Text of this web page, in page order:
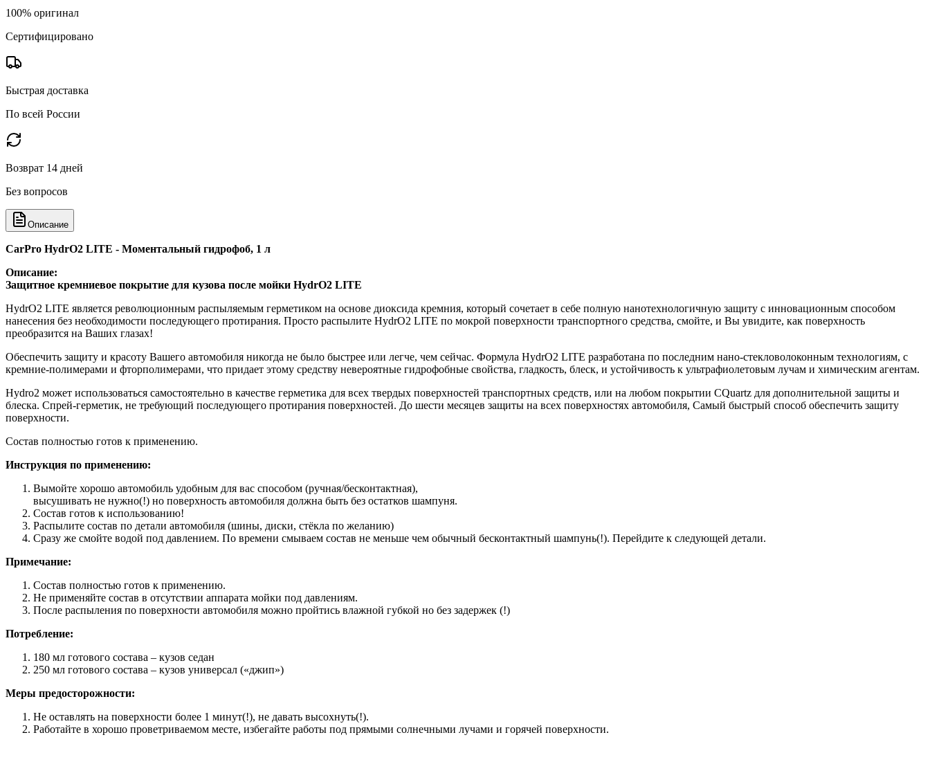
100% оригинал
Сертифицировано
Быстрая доставка
По всей России
Возврат 14 дней
Без вопросов
Описание
CarPro HydrO2 LITE - Моментальный гидрофоб, 1 л
Описание:
Защитное кремниевое покрытие для кузова после мойки HydrO2 LITE
HydrO2 LITE является революционным распыляемым герметиком на основе диоксида кремния, который сочетает в себе полную нанотехнологичную защиту с инновационным способом
нанесения без необходимости последующего протирания. Просто распылите HydrO2 LITE по мокрой поверхности транспортного средства, смойте, и Вы увидите, как поверхность
преобразится на Ваших глазах!
Обеспечить защиту и красоту Вашего автомобиля никогда не было быстрее или легче, чем сейчас. Формула HydrO2 LITE разработана по последним нано-стекловолоконным технологиям, с
кремние-полимерами и фторполимерами, что придает этому средству невероятные гидрофобные свойства, гладкость, блеск, и устойчивость к ультрафиолетовым лучам и химическим агентам.
Hydro2 может использоваться самостоятельно в качестве герметика для всех твердых поверхностей транспортных средств, или на любом покрытии CQuartz для дополнительной защиты и
блеска. Спрей-герметик, не требующий последующего протирания поверхностей. До шести месяцев защиты на всех поверхностях автомобиля, Самый быстрый способ обеспечить защиту
поверхности.
Состав полностью готов к применению.
Инструкция по применению:
Вымойте хорошо автомобиль удобным для вас способом (ручная/бесконтактная),
высушивать не нужно(!) но поверхность автомобиля должна быть без остатков шампуня.
Состав готов к использованию!
Распылите состав по детали автомобиля (шины, диски, стёкла по желанию)
Сразу же смойте водой под давлением. По времени смываем состав не меньше чем обычный бесконтактный шампунь(!). Перейдите к следующей детали.
Примечание:
Состав полностью готов к применению.
Не применяйте состав в отсутствии аппарата мойки под давлениям.
После распыления по поверхности автомобиля можно пройтись влажной губкой но без задержек (!)
Потребление:
180 мл готового состава – кузов седан
250 мл готового состава – кузов универсал («джип»)
Меры предосторожности:
Не оставлять на поверхности более 1 минут(!), не давать высохнуть(!).
Работайте в хорошо проветриваемом месте, избегайте работы под прямыми солнечными лучами и горячей поверхности.